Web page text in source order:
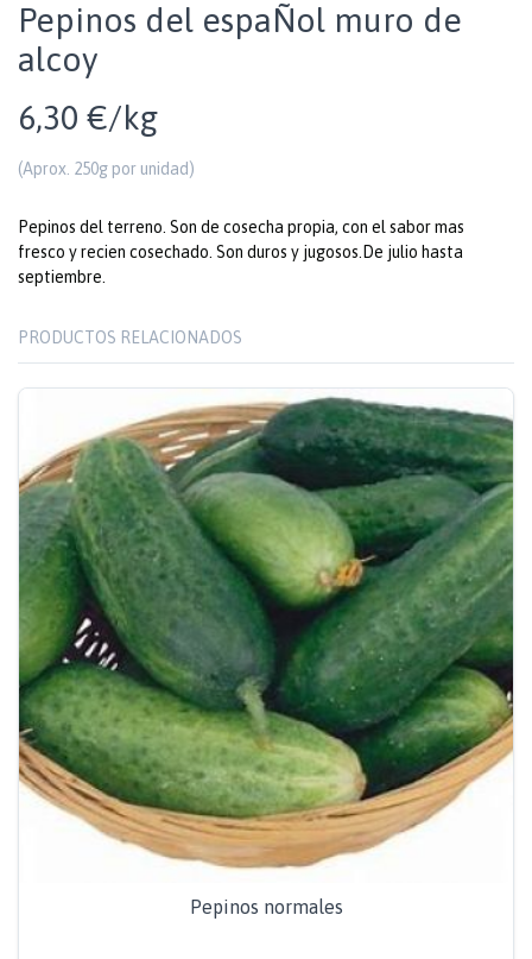
Pepinos del espaÑol muro de
alcoy
6,30 €/kg
(Aprox. 250g por unidad)
Pepinos del terreno. Son de cosecha propia, con el sabor mas
fresco y recien cosechado. Son duros y jugosos.De julio hasta
septiembre.
PRODUCTOS RELACIONADOS
Pepinos normales